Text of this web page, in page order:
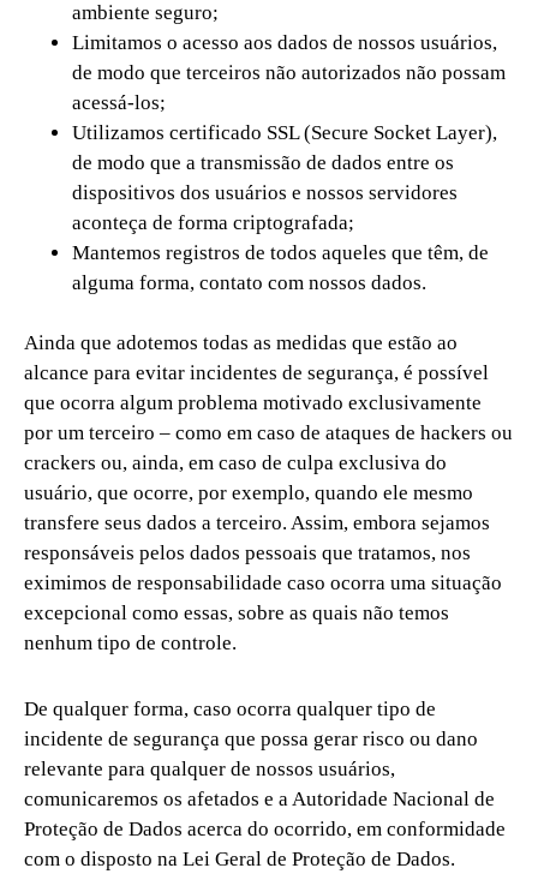
ambiente seguro;
Limitamos o acesso aos dados de nossos usuários,
de modo que terceiros não autorizados não possam
acessá-los;
Utilizamos certificado SSL (Secure Socket Layer),
de modo que a transmissão de dados entre os
dispositivos dos usuários e nossos servidores
aconteça de forma criptografada;
Mantemos registros de todos aqueles que têm, de
alguma forma, contato com nossos dados.
Ainda que adotemos todas as medidas que estão ao
alcance para evitar incidentes de segurança, é possível
que ocorra algum problema motivado exclusivamente
por um terceiro – como em caso de ataques de hackers ou
crackers ou, ainda, em caso de culpa exclusiva do
usuário, que ocorre, por exemplo, quando ele mesmo
transfere seus dados a terceiro. Assim, embora sejamos
responsáveis pelos dados pessoais que tratamos, nos
eximimos de responsabilidade caso ocorra uma situação
excepcional como essas, sobre as quais não temos
nenhum tipo de controle.
De qualquer forma, caso ocorra qualquer tipo de
incidente de segurança que possa gerar risco ou dano
relevante para qualquer de nossos usuários,
comunicaremos os afetados e a Autoridade Nacional de
Proteção de Dados acerca do ocorrido, em conformidade
com o disposto na Lei Geral de Proteção de Dados.